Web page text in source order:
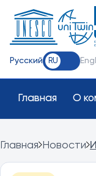
Русский RU
Главная О
Главная Новости